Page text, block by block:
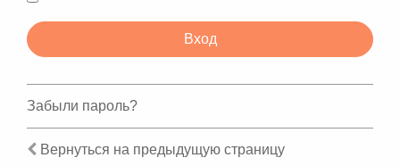
Забыли пароль?
Вернуться на предыдущую страницу